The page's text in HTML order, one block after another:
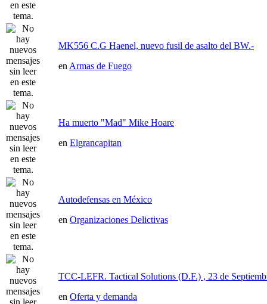
MK556 C.G Haenel, nuevo fusil de asalto del BW.-
en Armas de Fuego
Ha muerto "Mad" Mike Hoare
en Elgrancapitan
Autodefensas en México
en Organizaciones Delictivas
TCC-LEFR. Tactical Solutions (D.F.) , 23 de
en Oferta y demanda